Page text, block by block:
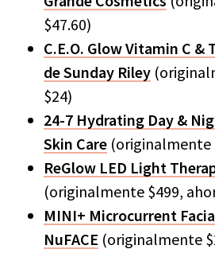
$47.60)
C.E.O. Glow Vitamin C &
de Sunday Riley
$24)
24-7 Hydrating Day &
Skin Care (originalmente
ReGlow LED Light
(originalmente $499,
MINI+ Microcurrent
NuFACE (originalmente